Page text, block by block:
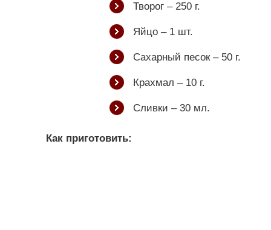
Творог – 250 г.
Яйцо – 1 шт.
Сахарный песок – 50 г.
Крахмал – 10 г.
Сливки – 30 мл.
Как приготовить: